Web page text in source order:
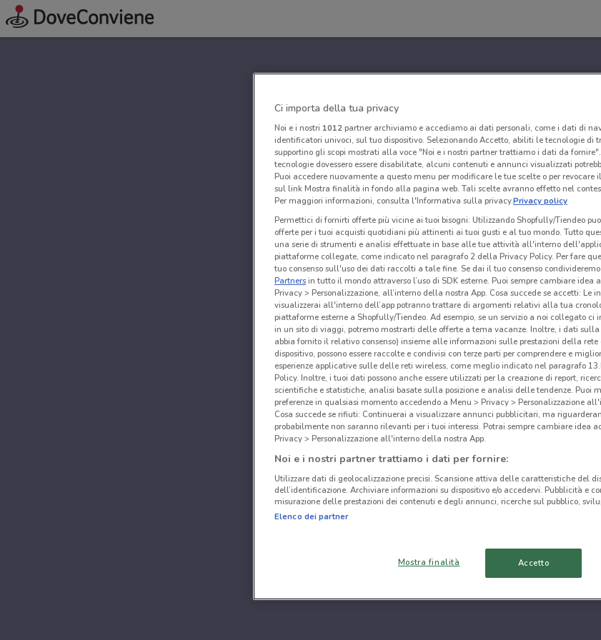
Ci importa della tua privacy
Noi e i nostri 1012partner archiviamo e accediamo ai dati personali, come i dati di
identificatori univoci, sul tuo dispositivo. Selezionando Accetto, abiliti le tecnologie di
supportino gli scopi mostrati alla voce "Noi e i nostri partner trattiamo i dati da
tecnologie dovessero essere disabilitate, alcuni contenuti e annunci visualizzati
Puoi accedere nuovamente a questo menu per modificare le tue scelte o per revocare
sul link Mostra finalità in fondo alla pagina web. Tali scelte avranno effetto nel
Per maggiori informazioni, consulta l'Informativa sulla privacy.Privacy policy
Permettici di fornirti offerte più vicine ai tuoi bisogni: Utilizzando Shopfully/Tiendeo
offerte per i tuoi acquisti quotidiani più attinenti ai tuoi gusti e al tuo mondo. Tutto
una serie di strumenti e analisi effettuate in base alle tue attività all'interno
piattaforme collegate, come indicato nel paragrafo 2 della Privacy Policy. Per fare
tuo consenso sull'uso dei dati raccolti a tale fine. Se dai il tuo consenso
Partnersin tutto il mondo attraverso l’uso di SDK esterne. Puoi sempre cambiare idea
Privacy > Personalizzazione, all’interno della nostra App. Cosa succede se accetti: Le
visualizzerai all'interno dell’app potranno trattare di argomenti relativi alla tua
piattaforme esterne a Shopfully/Tiendeo. Ad esempio, se un servizio a noi collegato
in un sito di viaggi, potremo mostrarti delle offerte a tema vacanze. Inoltre, i dati sulla
abbia fornito il relativo consenso) insieme alle informazioni sulle prestazioni della
dispositivo, possono essere raccolte e condivisi con terze parti per comprendere e
esperienze applicative sulle delle reti wireless, come meglio indicato nel paragrafo
Policy. Inoltre, i tuoi dati possono anche essere utilizzati per la creazione di report,
scientifiche e statistiche, analisi basate sulla posizione e analisi delle tendenze. Puoi
preferenze in qualsiasi momento accedendo a Menu > Privacy > Personalizzazione
Cosa succede se rifiuti: Continuerai a visualizzare annunci pubblicitari, ma
probabilmente non saranno rilevanti per i tuoi interessi. Potrai sempre cambiare idea
Privacy > Personalizzazione all'interno della nostra App.
Noi e i nostri partner trattiamo i dati per fornire:
Utilizzare dati di geolocalizzazione precisi. Scansione attiva delle caratteristiche del
dell’identificazione. Archiviare informazioni su dispositivo e/o accedervi. Pubblicità e
misurazione delle prestazioni dei contenuti e degli annunci, ricerche sul pubblico,
Elenco dei partner
Mostra finalità Accetto